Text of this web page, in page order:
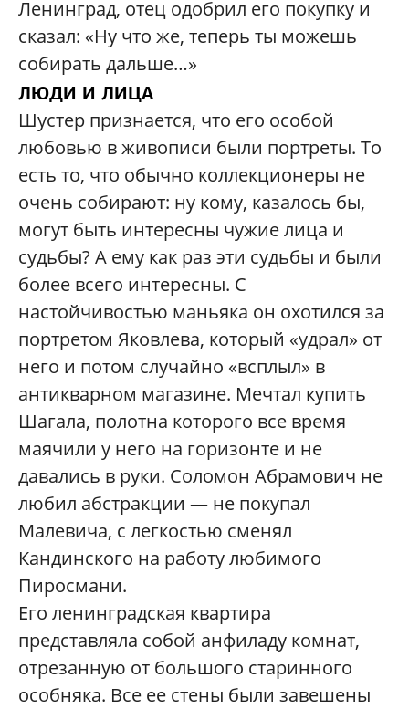
Ленинград, отец одобрил его покупку и
сказал: «Ну что же, теперь ты можешь
собирать дальше…»
ЛЮДИ И ЛИЦА
Шустер признается, что его особой
любовью в живописи были портреты. То
есть то, что обычно коллекционеры не
очень собирают: ну кому, казалось бы,
могут быть интересны чужие лица и
судьбы? А ему как раз эти судьбы и были
более всего интересны. С
настойчивостью маньяка он охотился за
портретом Яковлева, который «удрал» от
него и потом случайно «всплыл» в
антикварном магазине. Мечтал купить
Шагала, полотна которого все время
маячили у него на горизонте и не
давались в руки. Соломон Абрамович не
любил абстракции — не покупал
Малевича, с легкостью сменял
Кандинского на работу любимого
Пиросмани.
Его ленинградская квартира
представляла собой анфиладу комнат,
отрезанную от большого старинного
особняка. Все ее стены были завешены